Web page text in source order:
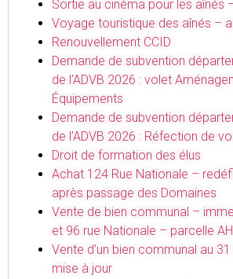
Sortie au cinéma pour les aînés
Voyage touristique des aînés –
Renouvellement CCID
Demande de subvention
de l’ADVB 2026 : volet
Équipements
Demande de subvention
de l’ADVB 2026 : Réfection de
Droit de formation des élus
Achat 124 Rue Nationale –
après passage des Domaines
Vente de bien communal –
et 96 rue Nationale – parcelle
Vente d’un bien communal au 31
mise à jour